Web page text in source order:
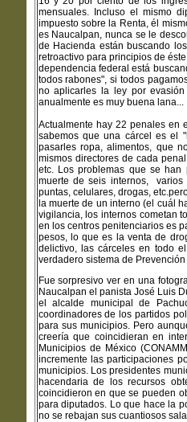
mensuales. Incluso el mismo
impuesto sobre la Renta, él
es Naucalpan, nunca se le
de Hacienda están buscando
retroactivo para principios de
dependencia federal está
todos rabones", si todos
no aplicarles la ley por
anualmente es muy buena lana...
Actualmente hay 22 penales en
sabemos que una cárcel es el
pasarles ropa, alimentos, que
mismos directores de cada
etc. Los problemas que se
muerte de seis internos, varios
puntas, celulares, drogas,
la muerte de un interno (el cuál
vigilancia, los internos cometan
en los centros penitenciarios es
pesos, lo que es la venta de
delictivo, las cárceles en todo
verdadero sistema de
Fue sorpresivo ver en una
Naucalpan el panista José Luis
el alcalde municipal de
coordinadores de los partidos
para sus municipios. Pero
creería que coincidieran en
Municipios de México
incremente las participaciones
municipios. Los presidentes
hacendaria de los recursos
coincidieron en que se pueden
para diputados. Lo que hace la
no se rebajan sus cuantiosos